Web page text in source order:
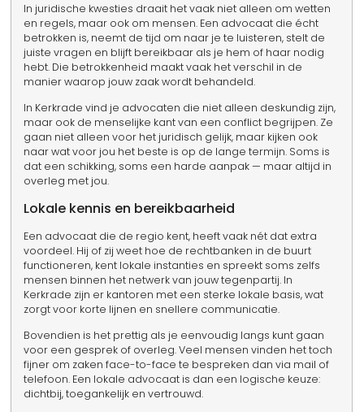
In juridische kwesties draait het vaak niet alleen om wetten
en regels, maar ook om mensen. Een advocaat die écht
betrokken is, neemt de tijd om naar je te luisteren, stelt de
juiste vragen en blijft bereikbaar als je hem of haar nodig
hebt. Die betrokkenheid maakt vaak het verschil in de
manier waarop jouw zaak wordt behandeld.
In Kerkrade vind je advocaten die niet alleen deskundig zijn,
maar ook de menselijke kant van een conflict begrijpen. Ze
gaan niet alleen voor het juridisch gelijk, maar kijken ook
naar wat voor jou het beste is op de lange termijn. Soms is
dat een schikking, soms een harde aanpak — maar altijd in
overleg met jou.
Lokale kennis en bereikbaarheid
Een advocaat die de regio kent, heeft vaak nét dat extra
voordeel. Hij of zij weet hoe de rechtbanken in de buurt
functioneren, kent lokale instanties en spreekt soms zelfs
mensen binnen het netwerk van jouw tegenpartij. In
Kerkrade zijn er kantoren met een sterke lokale basis, wat
zorgt voor korte lijnen en snellere communicatie.
Bovendien is het prettig als je eenvoudig langs kunt gaan
voor een gesprek of overleg. Veel mensen vinden het toch
fijner om zaken face-to-face te bespreken dan via mail of
telefoon. Een lokale advocaat is dan een logische keuze:
dichtbij, toegankelijk en vertrouwd.